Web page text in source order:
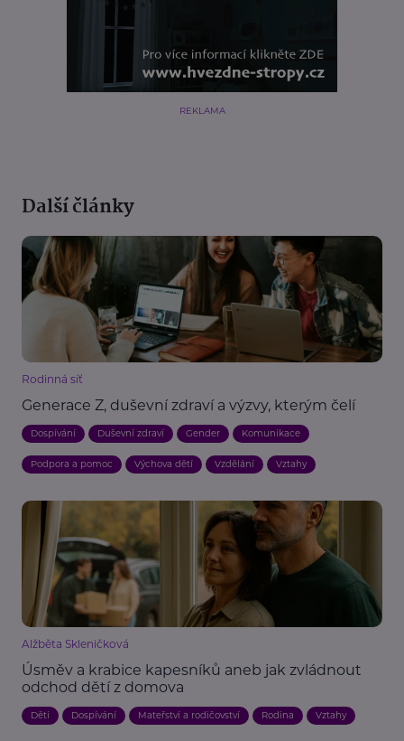
REKLAMA
Další články
Rodinná síť
Generace Z, duševní zdraví a výzvy, kterým čelí
Dospívání Duševní zdraví Gender Komunikace
Podpora a pomoc Výchova dětí Vzdělání Vztahy
Alžběta Skleničková
Úsměv a krabice kapesníků aneb jak zvládnout
odchod dětí z domova
Děti Dospívání Mateřství a rodičovství Rodina Vztahy